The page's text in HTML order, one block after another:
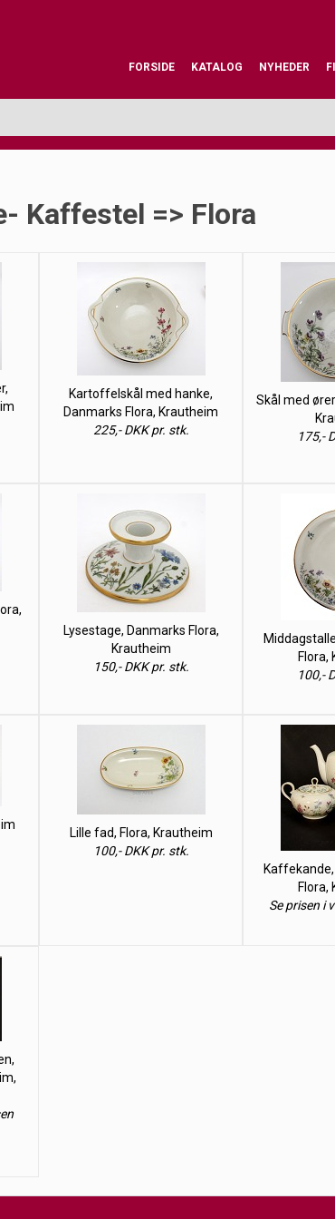
FORSIDE KATALOG NYHEDER
Kaffestel => Flora
Kartoffelskål med hanke,
Danmarks Flora, Krautheim
225,- DKK pr. stk.
Skål med
175,-
Lysestage, Danmarks Flora,
Krautheim
150,- DKK pr. stk.
Flora,
100,-
Lille fad, Flora, Krautheim
100,- DKK pr. stk.
Flora,
Se prisen i